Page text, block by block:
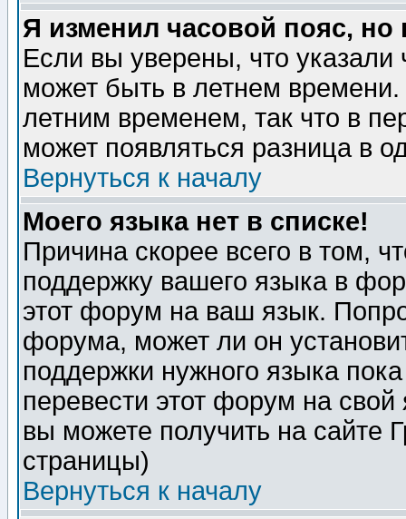
Я изменил часовой пояс,
Если вы уверены, что указали
может быть в летнем
летним временем, так что в
может появляться разница в
Вернуться к началу
Моего языка нет в списке!
Причина скорее всего в том,
поддержку вашего языка в
этот форум на ваш язык.
форума, может ли он
поддержки нужного языка
перевести этот форум на
вы можете получить на сайте
страницы)
Вернуться к началу